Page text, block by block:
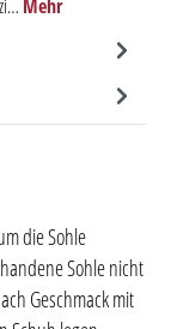
Mehr
die Sohle
Sohle nicht
Geschmack mit